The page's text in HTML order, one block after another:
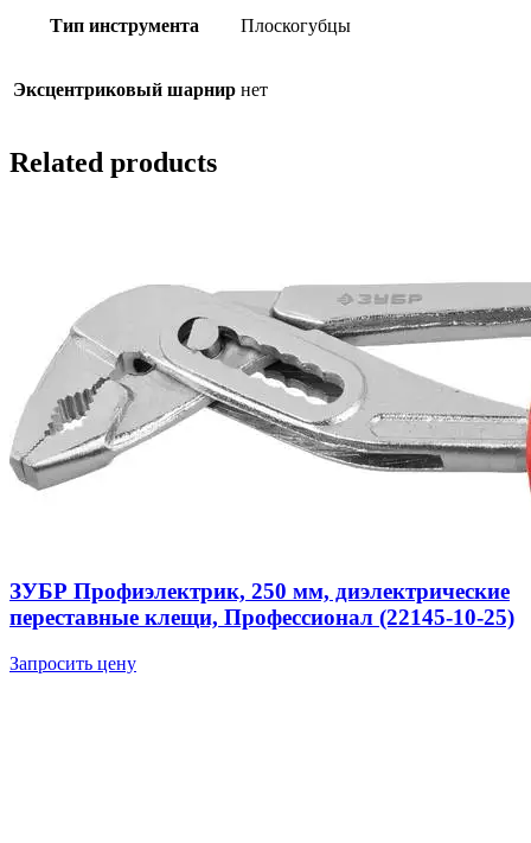
Тип инструмента Плоскогубцы
Эксцентриковый шарнир нет
Related products
ЗУБР Профиэлектрик, 250 мм, диэлектрические
переставные клещи, Профессионал (22145-10-25)
Запросить цену